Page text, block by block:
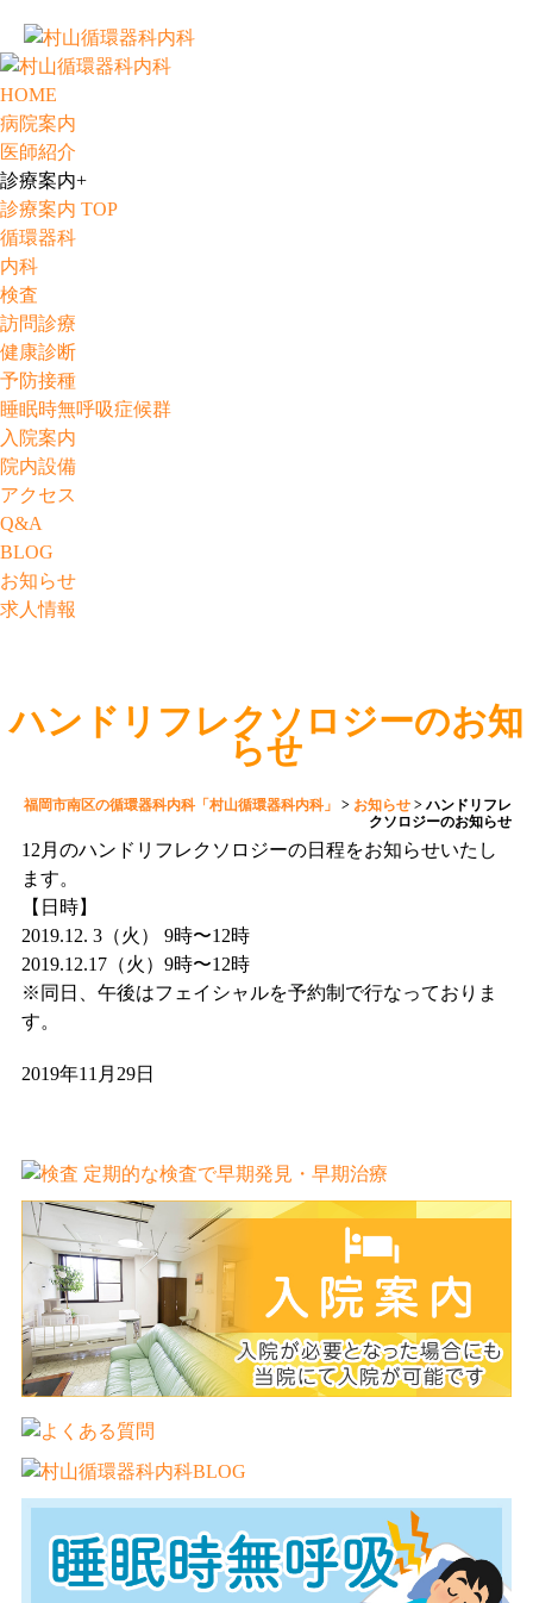
HOME
病院案内
医師紹介
診療案内+
診療案内 TOP
循環器科
内科
検査
訪問診療
健康診断
予防接種
睡眠時無呼吸症候群
入院案内
院内設備
アクセス
Q&A
BLOG
お知らせ
求人情報
ハンドリフレクソロジーのお知
らせ
福岡市南区の循環器科内科「村山循環器科内科」 > お知らせ >ハンドリフレ
クソロジーのお知らせ
12月のハンドリフレクソロジーの日程をお知らせいたし
ます。
【日時】
2019.12. 3（火） 9時〜12時
2019.12.17（火）9時〜12時
※同日、午後はフェイシャルを予約制で行なっておりま
す。
2019年11月29日